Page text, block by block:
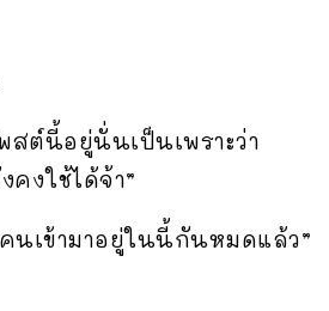
สต์นี้อยู่นั่นเป็นเพราะว่า
คงใช้ได้จ้า”
นเข้ามาอยู่ในนี้กันหมดแล้ว”